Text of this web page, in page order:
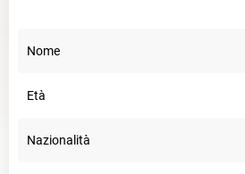
Nome
Età
Nazionalità